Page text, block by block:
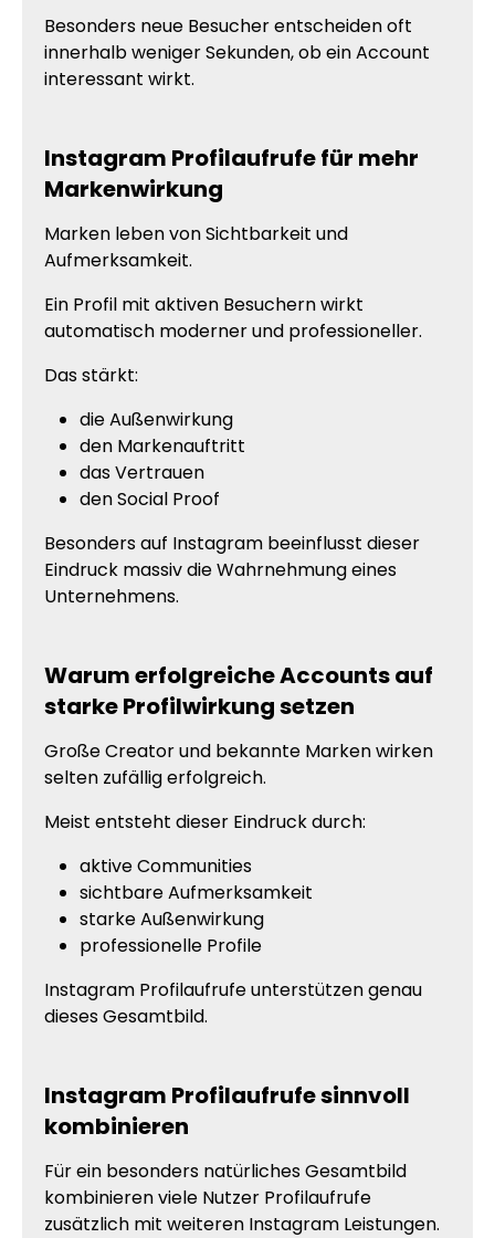
Besonders neue Besucher entscheiden oft
innerhalb weniger Sekunden, ob ein Account
interessant wirkt.
Instagram Profilaufrufe für mehr
Markenwirkung
Marken leben von Sichtbarkeit und
Aufmerksamkeit.
Ein Profil mit aktiven Besuchern wirkt
automatisch moderner und professioneller.
Das stärkt:
die Außenwirkung
den Markenauftritt
das Vertrauen
den Social Proof
Besonders auf Instagram beeinflusst dieser
Eindruck massiv die Wahrnehmung eines
Unternehmens.
Warum erfolgreiche Accounts auf
starke Profilwirkung setzen
Große Creator und bekannte Marken wirken
selten zufällig erfolgreich.
Meist entsteht dieser Eindruck durch:
aktive Communities
sichtbare Aufmerksamkeit
starke Außenwirkung
professionelle Profile
Instagram Profilaufrufe unterstützen genau
dieses Gesamtbild.
Instagram Profilaufrufe sinnvoll
kombinieren
Für ein besonders natürliches Gesamtbild
kombinieren viele Nutzer Profilaufrufe
zusätzlich mit weiteren Instagram Leistungen.